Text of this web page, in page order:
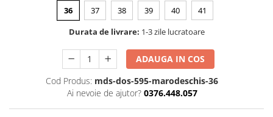
36 37 38 39 40
41
Durata de livrare: 1-3 zile lucratoare
ADAUGA IN COS
Cod Produs: mds-dos-595-marodeschis-36
Ai nevoie de ajutor? 0376.448.057